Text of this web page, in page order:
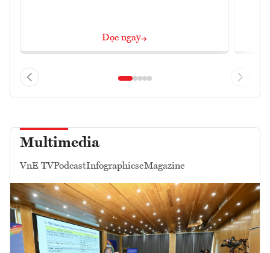
Đọc ngay
Multimedia
VnE TVPodcastInfographicseMagazine